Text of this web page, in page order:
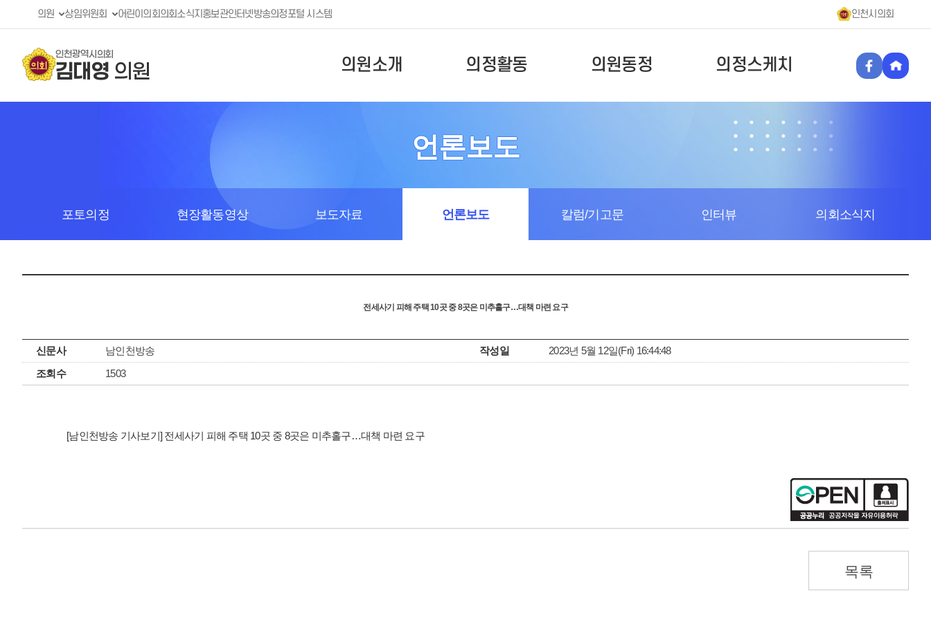
의원 상임위원회 어린이의회의회소식지 홍보관인터넷방송의정포털 시스템 인천시의회
인천광역시의회
김대영 의원 의원소개 의정활동 의원동정 의정스케치
언론보도
포토의정 현장활동영상 보도자료 언론보도 칼럼/기고문 인터뷰 의회소식지
전세사기 피해 주택 10곳 중 8곳은 미추홀구…대책 마련 요구
신문사 남인천방송 작성일
2023년 5월 12일(Fri) 16:44:48
조회수
1503
[남인천방송 기사보기] 전세사기 피해 주택 10곳 중 8곳은 미추홀구…대책 마련 요구
목록